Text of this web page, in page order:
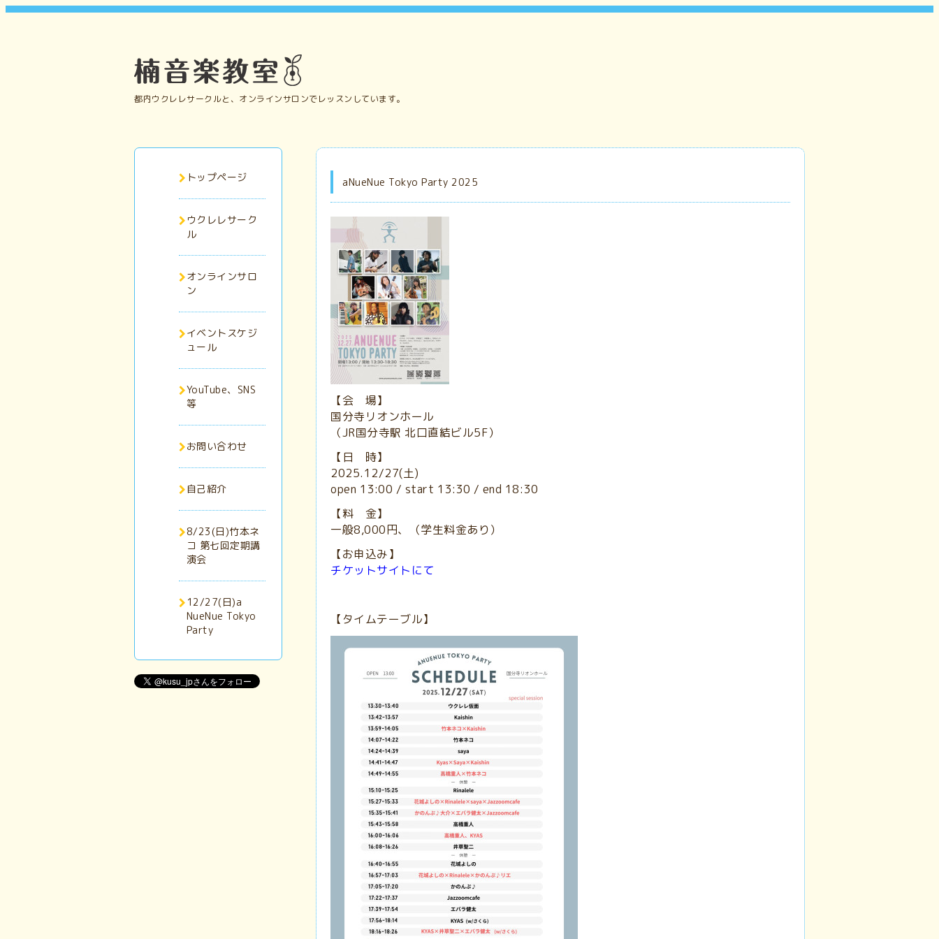
都内ウクレレサークルと、オンラインサロンでレッスンしています。
aNueNue Tokyo Party 2025
【会 場】
国分寺リオンホール
（JR国分寺駅 北口直結ビル5F）
【日 時】
2025.12/27(土)
open 13:00 / start 13:30 / end 18:30
【料 金】
一般8,000円、（学生料金あり）
【お申込み】
チケットサイトにて
【タイムテーブル】
トップページ
ウクレレサーク
ル
オンラインサロ
ン
イベントスケジ
ュール
YouTube、SNS
等
お問い合わせ
自己紹介
8/23(日)竹本ネ
コ 第七回定期講
演会
12/27(日)a
NueNue Tokyo
Party